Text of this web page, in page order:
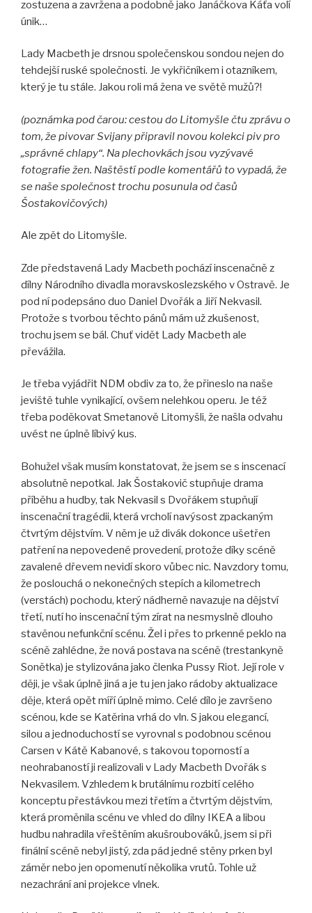
zostuzena a zavržena a podobně jako Janáčkova Káťa volí
únik…
Lady Macbeth je drsnou společenskou sondou nejen do
tehdejší ruské společnosti. Je vykřičníkem i otazníkem,
který je tu stále. Jakou roli má žena ve světě mužů?!
(poznámka pod čarou: cestou do Litomyšle čtu zprávu o
tom, že pivovar Svijany připravil novou kolekci piv pro
„správné chlapy“. Na plechovkách jsou vyzývavé
fotografie žen. Naštěstí podle komentářů to vypadá, že
se naše společnost trochu posunula od časů
Šostakovičových)
Ale zpět do Litomyšle.
Zde představená Lady Macbeth pochází inscenačně z
dílny Národního divadla moravskoslezského v Ostravě. Je
pod ní podepsáno duo Daniel Dvořák a Jiří Nekvasil.
Protože s tvorbou těchto pánů mám už zkušenost,
trochu jsem se bál. Chuť vidět Lady Macbeth ale
převážila.
Je třeba vyjádřit NDM obdiv za to, že přineslo na naše
jeviště tuhle vynikající, ovšem nelehkou operu. Je též
třeba poděkovat Smetanově Litomyšli, že našla odvahu
uvést ne úplně líbivý kus.
Bohužel však musím konstatovat, že jsem se s inscenací
absolutně nepotkal. Jak Šostakovič stupňuje drama
příběhu a hudby, tak Nekvasil s Dvořákem stupňují
inscenační tragédii, která vrcholí navýsost zpackaným
čtvrtým dějstvím. V něm je už divák dokonce ušetřen
patření na nepovedené provedení, protože díky scéně
zavalené dřevem nevidí skoro vůbec nic. Navzdory tomu,
že poslouchá o nekonečných stepích a kilometrech
(verstách) pochodu, který nádherně navazuje na dějství
třetí, nutí ho inscenační tým zírat na nesmyslně dlouho
stavěnou nefunkční scénu. Žel i přes to prkenné peklo na
scéně zahlédne, že nová postava na scéně (trestankyně
Sonětka) je stylizována jako členka Pussy Riot. Její role v
ději, je však úplně jiná a je tu jen jako rádoby aktualizace
děje, která opět míří úplně mimo. Celé dílo je završeno
scénou, kde se Katěrina vrhá do vln. S jakou elegancí,
silou a jednoduchostí se vyrovnal s podobnou scénou
Carsen v Kátě Kabanové, s takovou toporností a
neohrabaností ji realizovali v Lady Macbeth Dvořák s
Nekvasilem. Vzhledem k brutálnímu rozbití celého
konceptu přestávkou mezi třetím a čtvrtým dějstvím,
která proměnila scénu ve vhled do dílny IKEA a libou
hudbu nahradila vřeštěním akušroubováků, jsem si při
finální scéně nebyl jistý, zda pád jedné stěny prken byl
záměr nebo jen opomenutí několika vrutů. Tohle už
nezachrání ani projekce vlnek.